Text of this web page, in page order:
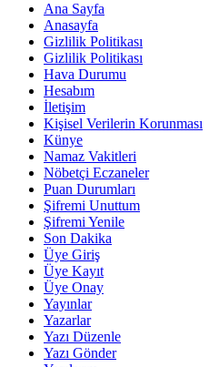
Ana Sayfa
Anasayfa
Gizlilik Politikası
Gizlilik Politikası
Hava Durumu
Hesabım
İletişim
Kişisel Verilerin Korunması
Künye
Namaz Vakitleri
Nöbetçi Eczaneler
Puan Durumları
Şifremi Unuttum
Şifremi Yenile
Son Dakika
Üye Giriş
Üye Kayıt
Üye Onay
Yayınlar
Yazarlar
Yazı Düzenle
Yazı Gönder